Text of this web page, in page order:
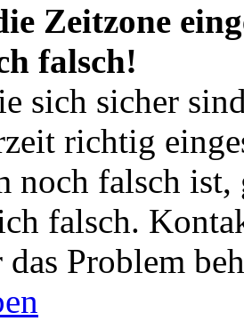
Zeitzone
falsch!
sich sicher
richtig
noch falsch ist,
falsch.
Problem